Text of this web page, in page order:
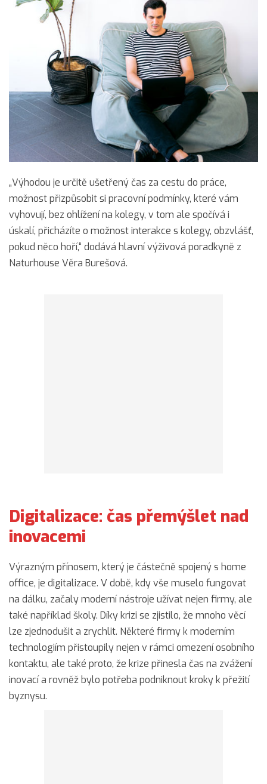
„Výhodou je určitě ušetřený čas za cestu do práce,
možnost přizpůsobit si pracovní podmínky, které vám
vyhovují, bez ohlížení na kolegy, v tom ale spočívá i
úskalí, přicházíte o možnost interakce s kolegy, obzvlášť,
pokud něco hoří,“ dodává hlavní výživová poradkyně z
Naturhouse Věra Burešová.
Digitalizace: čas přemýšlet nad
inovacemi
Výrazným přínosem, který je částečně spojený s home
office, je digitalizace. V době, kdy vše muselo fungovat
na dálku, začaly moderní nástroje užívat nejen firmy, ale
také například školy. Díky krizi se zjistilo, že mnoho věcí
lze zjednodušit a zrychlit. Některé firmy k moderním
technologiím přistoupily nejen v rámci omezení osobního
kontaktu, ale také proto, že krize přinesla čas na zvážení
inovací a rovněž bylo potřeba podniknout kroky k přežití
byznysu.